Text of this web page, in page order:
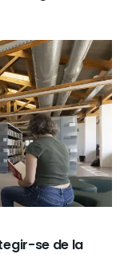
se de la